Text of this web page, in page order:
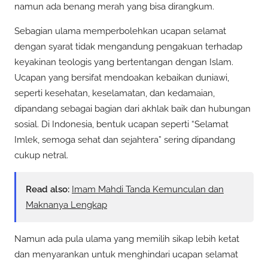
namun ada benang merah yang bisa dirangkum.
Sebagian ulama memperbolehkan ucapan selamat
dengan syarat tidak mengandung pengakuan terhadap
keyakinan teologis yang bertentangan dengan Islam.
Ucapan yang bersifat mendoakan kebaikan duniawi,
seperti kesehatan, keselamatan, dan kedamaian,
dipandang sebagai bagian dari akhlak baik dan hubungan
sosial. Di Indonesia, bentuk ucapan seperti “Selamat
Imlek, semoga sehat dan sejahtera” sering dipandang
cukup netral.
Read also: Imam Mahdi Tanda Kemunculan dan
Maknanya Lengkap
Namun ada pula ulama yang memilih sikap lebih ketat
dan menyarankan untuk menghindari ucapan selamat